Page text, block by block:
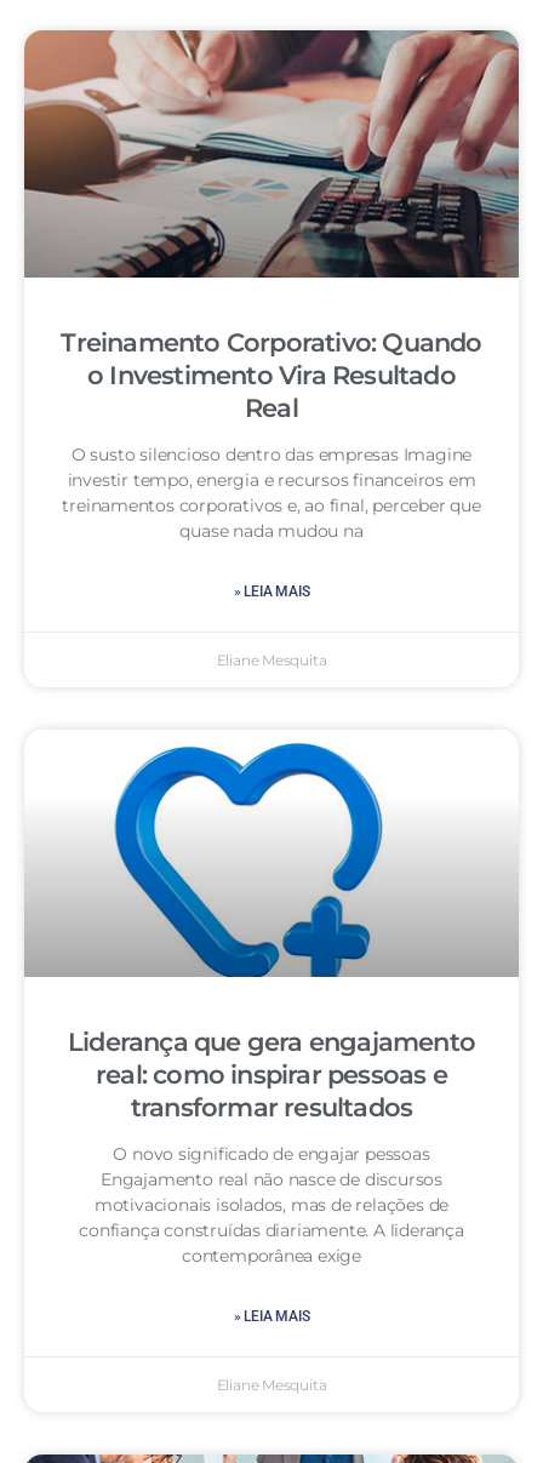
Treinamento Corporativo: Quando
o Investimento Vira Resultado
Real
O susto silencioso dentro das empresas Imagine
investir tempo, energia e recursos financeiros em
treinamentos corporativos e, ao final, perceber que
quase nada mudou na
» LEIA MAIS
Eliane Mesquita
Liderança que gera engajamento
real: como inspirar pessoas e
transformar resultados
O novo significado de engajar pessoas
Engajamento real não nasce de discursos
motivacionais isolados, mas de relações de
confiança construídas diariamente. A liderança
contemporânea exige
» LEIA MAIS
Eliane Mesquita